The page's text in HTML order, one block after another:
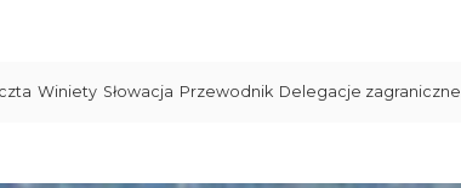
Winiety Słowacja Przewodnik Delegacje zagraniczne